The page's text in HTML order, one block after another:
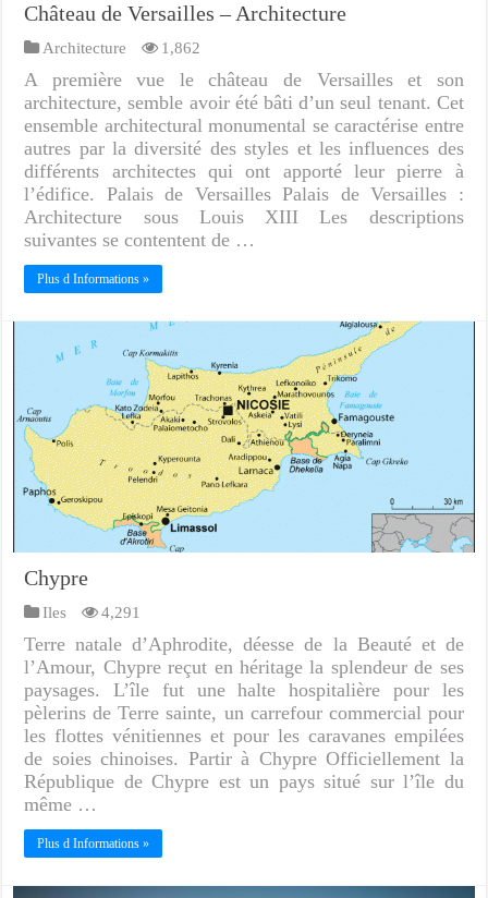
Château de Versailles – Architecture
Architecture 1,862
A première vue le château de Versailles et son
architecture, semble avoir été bâti d’un seul tenant. Cet
ensemble architectural monumental se caractérise entre
autres par la diversité des styles et les influences des
différents architectes qui ont apporté leur pierre à
l’édifice. Palais de Versailles Palais de Versailles :
Architecture sous Louis XIII Les descriptions
suivantes se contentent de …
Plus d Informations »
Chypre
Iles 4,291
Terre natale d’Aphrodite, déesse de la Beauté et de
l’Amour, Chypre reçut en héritage la splendeur de ses
paysages. L’île fut une halte hospitalière pour les
pèlerins de Terre sainte, un carrefour commercial pour
les flottes vénitiennes et pour les caravanes empilées
de soies chinoises. Partir à Chypre Officiellement la
République de Chypre est un pays situé sur l’île du
même …
Plus d Informations »